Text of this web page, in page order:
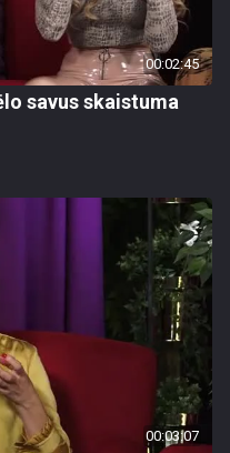
00:02:45
savus skaistuma
00:03:07